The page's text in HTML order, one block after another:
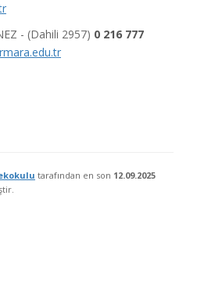
- (Dahili 2957) 0 216 777
tarafından en son 12.09.2025